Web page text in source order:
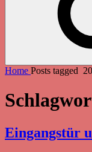
Home Posts tagged
Eingangstür